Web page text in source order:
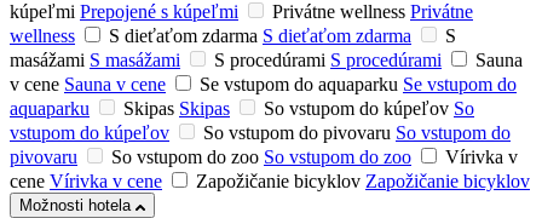
kúpeľmi Prepojené s kúpeľmi Privátne wellness Privátne
wellness
S dieťaťom zdarma S dieťaťom zdarma
S
masážami S masážami S procedúrami S procedúrami
Sauna
v cene Sauna v cene Se vstupom do aquaparku Se vstupom do
aquaparku
Skipas Skipas So vstupom do kúpeľov So
vstupom do kúpeľov
So vstupom do pivovaru So vstupom do
pivovaru
So vstupom do zoo So vstupom do zoo
Vírivka v
cene Vírivka v cene Zapožičanie bicyklov Zapožičanie bicyklov
Možnosti hotela